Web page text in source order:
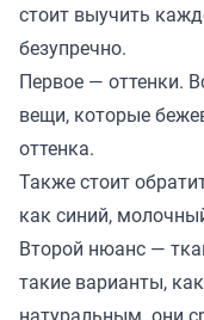
стоит выучить
безупречно.
Первое — оттенки.
вещи, которые
оттенка.
Также стоит
как синий,
Второй нюанс —
такие варианты,